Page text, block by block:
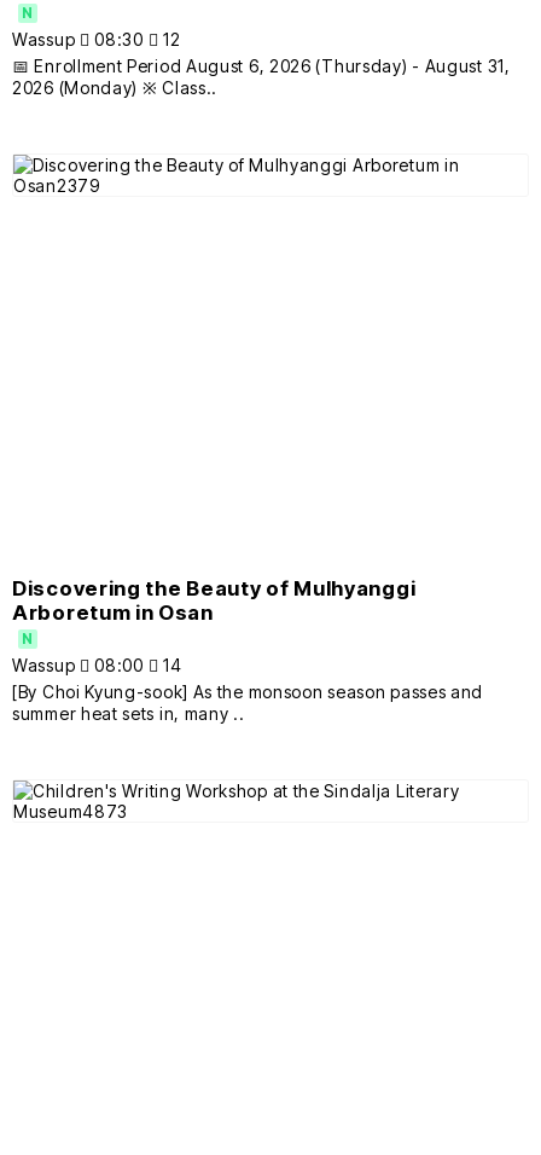
N
Wassup 08:30
12
📅 Enrollment Period August 6, 2026 (Thursday) - August 31,
2026 (Monday) ※ Class..
Discovering the Beauty of Mulhyanggi
Arboretum in Osan
N
Wassup 08:00
14
[By Choi Kyung-sook] As the monsoon season passes and
summer heat sets in, many ..